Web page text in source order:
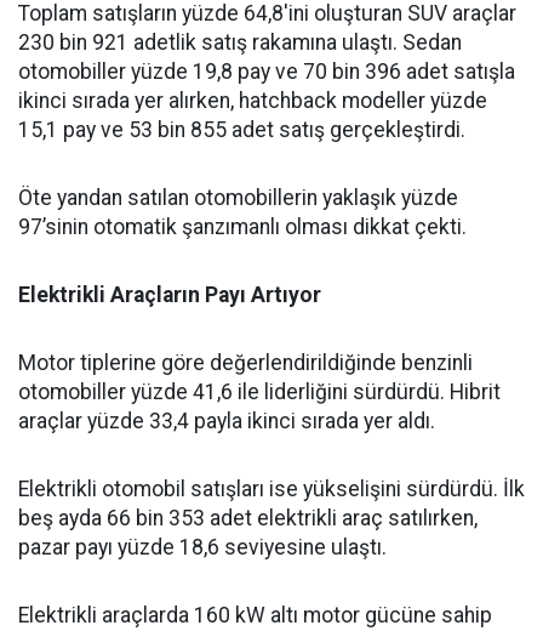
Toplam satışların yüzde 64,8'ini oluşturan SUV araçlar
230 bin 921 adetlik satış rakamına ulaştı. Sedan
otomobiller yüzde 19,8 pay ve 70 bin 396 adet satışla
ikinci sırada yer alırken, hatchback modeller yüzde
15,1 pay ve 53 bin 855 adet satış gerçekleştirdi.
Öte yandan satılan otomobillerin yaklaşık yüzde
97’sinin otomatik şanzımanlı olması dikkat çekti.
Elektrikli Araçların Payı Artıyor
Motor tiplerine göre değerlendirildiğinde benzinli
otomobiller yüzde 41,6 ile liderliğini sürdürdü. Hibrit
araçlar yüzde 33,4 payla ikinci sırada yer aldı.
Elektrikli otomobil satışları ise yükselişini sürdürdü. İlk
beş ayda 66 bin 353 adet elektrikli araç satılırken,
pazar payı yüzde 18,6 seviyesine ulaştı.
Elektrikli araçlarda 160 kW altı motor gücüne sahip